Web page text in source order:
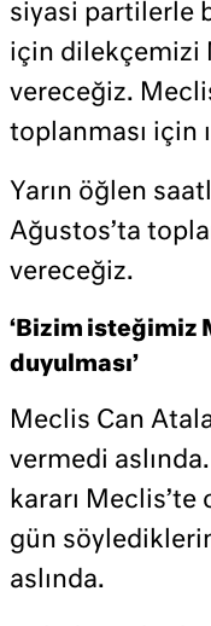
siyasi partilerle
için dilekçemizi
vereceğiz.
toplanması için
Yarın öğlen
Ağustos’ta
vereceğiz.
‘Bizim isteğimiz
duyulması’
Meclis Can
vermedi
kararı
gün
aslında.